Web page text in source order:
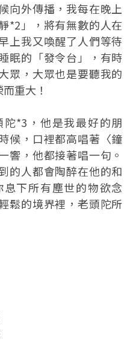
向外傳播，我每在晚上
*2」，將有無數的人在
上我又喚醒了人們等待
眠的「發令台」，有時
眾，大眾也是要聽我的
重大！
*3，他是我最好的朋
候，口裡都高唱著〈鐘
響，他都接著唱一句。
的人都會陶醉在他的和
下所有塵世的物欲念
鬆的境界裡，老頭陀所